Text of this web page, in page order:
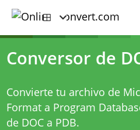
Conversor de
Convierte tu archivo de
Format a Program
de DOC a PDB.